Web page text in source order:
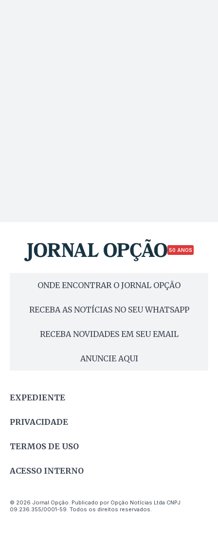
50 ANOS
ONDE ENCONTRAR O JORNAL OPÇÃO
RECEBA AS NOTÍCIAS NO SEU WHATSAPP
RECEBA NOVIDADES EM SEU EMAIL
ANUNCIE AQUI
EXPEDIENTE
PRIVACIDADE
TERMOS DE USO
ACESSO INTERNO
© 2026 Jornal Opção. Publicado por Opção Notícias Ltda CNPJ
09.236.355/0001-59. Todos os direitos reservados.